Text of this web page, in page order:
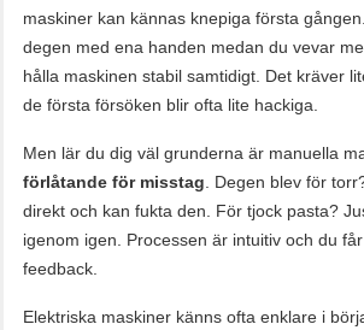
maskiner kan kännas knepiga första
degen med ena handen medan du vevar
hålla maskinen stabil samtidigt. Det kräver
de första försöken blir ofta lite hackiga.
Men lär du dig väl grunderna är manuella
förlåtande för misstag . Degen blev för
direkt och kan fukta den. För tjock pasta?
igenom igen. Processen är intuitiv och du
feedback.
Elektriska maskiner känns ofta enklare i